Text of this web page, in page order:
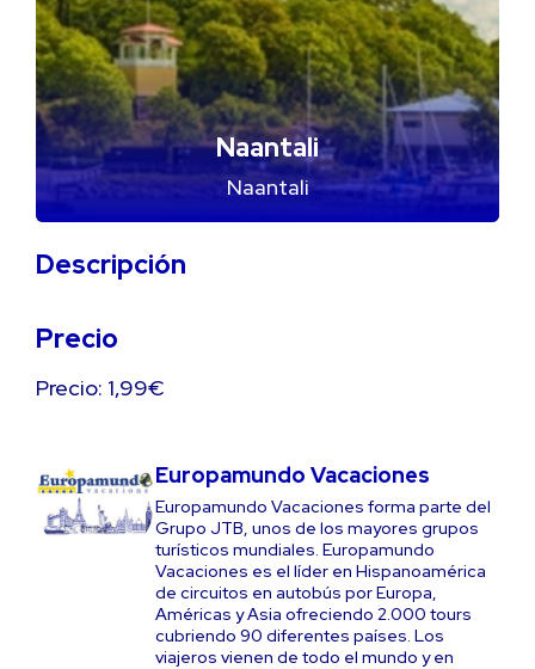
Naantali
Naantali
Descripción
Precio
Precio: 1,99€
Europamundo Vacaciones
Europamundo Vacaciones forma parte del
Grupo JTB, unos de los mayores grupos
turísticos mundiales. Europamundo
Vacaciones es el líder en Hispanoamérica
de circuitos en autobús por Europa,
Américas y Asia ofreciendo 2.000 tours
cubriendo 90 diferentes países. Los
viajeros vienen de todo el mundo y en